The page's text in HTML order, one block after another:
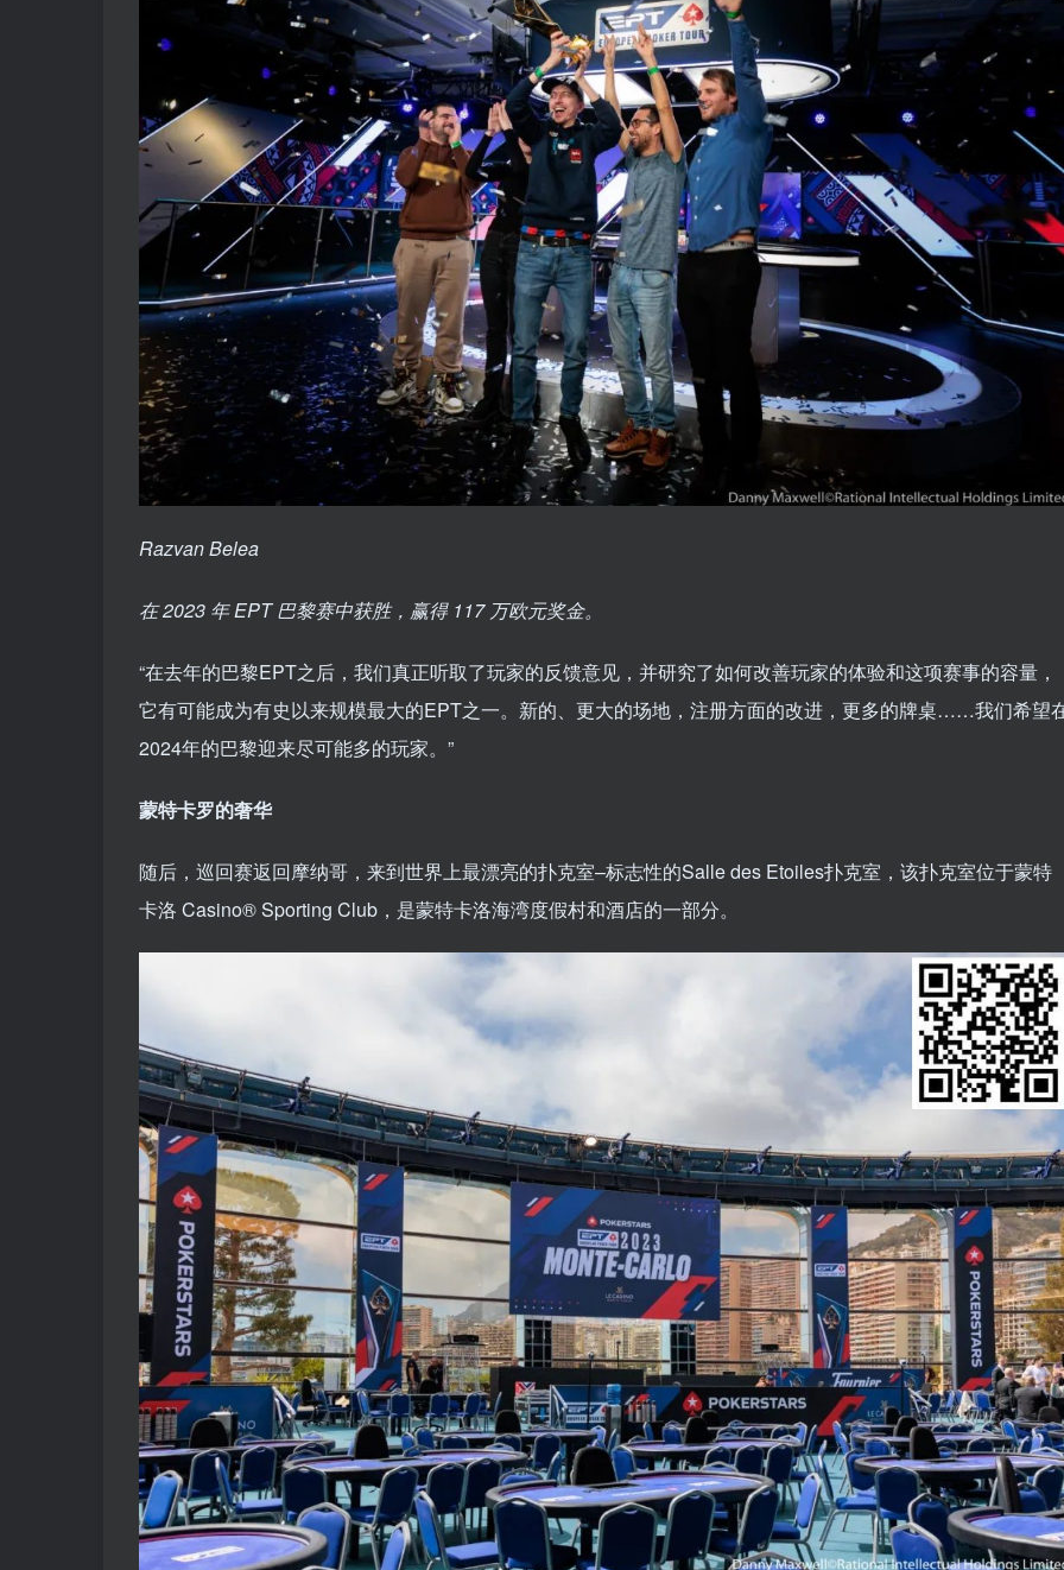
Razvan Belea
在 2023 年 EPT 巴黎赛中获胜，赢得 117 万欧元奖金。
“在去年的巴黎EPT之后，我们真正听取了玩家的反馈意见，并研究了如何改善玩家的体验和这项赛事的容量，
它有可能成为有史以来规模最大的EPT之一。新的、更大的场地，注册方面的改进，更多的牌桌……我们希望
2024年的巴黎迎来尽可能多的玩家。”
蒙特卡罗的奢华
随后，巡回赛返回摩纳哥，来到世界上最漂亮的扑克室–标志性的Salle des Etoiles扑克室，该扑克室位于蒙特
卡洛 Casino®️ Sporting Club，是蒙特卡洛海湾度假村和酒店的一部分。